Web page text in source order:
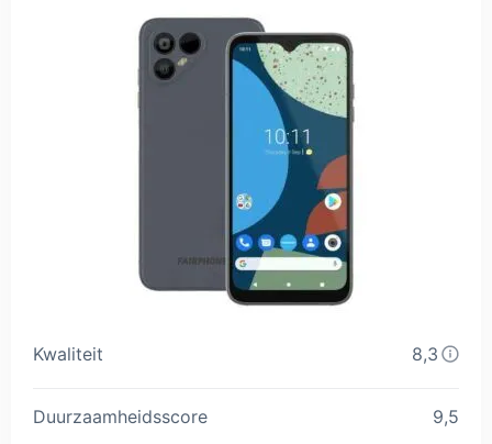
Kwaliteit 8,3
Duurzaamheidsscore 9,5